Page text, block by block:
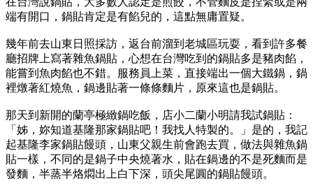
端有開口，鍋貼肯定是有餡兒的，這點無庸置疑。
幾年前去山東日照採訪，返台前溜到老城區玩耍，看到許多餐
廳招牌上寫著雜魚鍋貼，心想在台灣吃到的鍋貼多是豬肉餡，
能嘗到魚肉餡也不錯。服務員上菜，直接端出一個大鐵鍋，鍋
裡燉著紅燒魚，鍋邊貼著一條條麵片，原來這也是鍋貼。
那天到新開的蘭亭極緻鍋吃飯，店小二蘭小明請我試鍋貼：
「姊，妳知道基隆那家鍋貼吧！我找人特製的。」是的，我記
起基隆李家鍋貼饅頭，山東父親生前會跑去買，做法與雜魚鍋
貼一樣，不同的是鍋子中央燒著水，貼在鍋邊的不是死麵而是
發麵，半蒸半烙燜出上白下深，頭尖尾圓的鍋貼饅頭。